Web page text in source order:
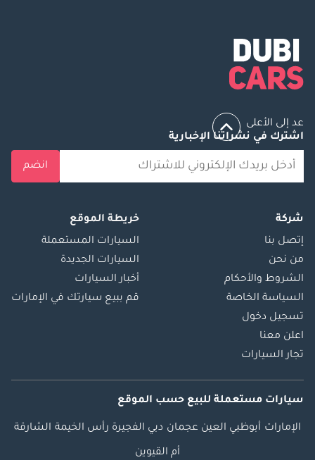
عد إلى الأعلى
اشترك في نشراتنا الإخبارية
انضم
شركة
إتصل بنا
من نحن
الشروط والأحكام
السياسة الخاصة
تسجيل دخول
اعلن معنا
تجار السيارات
خريطة الموقع
السيارات المستعملة
السيارات الجديدة
أخبار السيارات
قم ببيع سيارتك في الإمارات
سيارات مستعملة للبيع حسب الموقع
الإمارات أبوظبي العين عجمان دبي الفجيرة رأس الخيمة الشارقة
أم القيوين